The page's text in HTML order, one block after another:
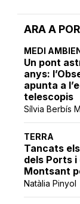
ARA A
MEDI
Un pont
anys:
apunta a
telescopis
Sílvia Berbís
TERRA
Tancats
dels Ports i
Montsant
Natàlia Pinyol